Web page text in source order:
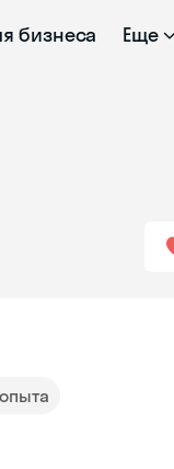
бизнеса Еще